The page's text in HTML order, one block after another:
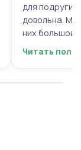
для подруги,
довольна.
них большой
композиций,
Читать